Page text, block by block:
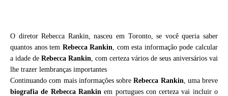
O diretor Rebecca Rankin, nasceu em Toronto, se você queria saber
quantos anos tem Rebecca Rankin, com esta informação pode calcular
a idade de Rebecca Rankin, com certeza vários de seus aniversários vai
lhe trazer lembranças importantes
Continuando com mais informações sobreRebecca Rankin, uma breve
biografia de Rebecca Rankinem portugues con certeza vai incluir o